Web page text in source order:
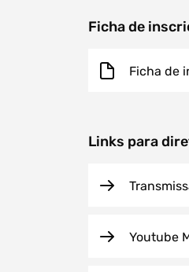
Ficha de
Ficha de
Links para
Youtube